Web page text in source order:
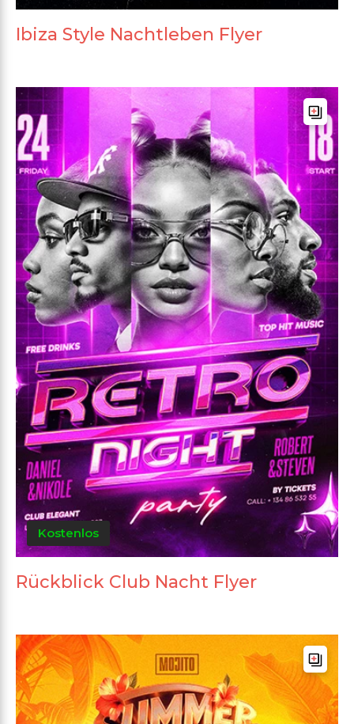
Ibiza Style Nachtleben Flyer
Kostenlos
Rückblick Club Nacht Flyer